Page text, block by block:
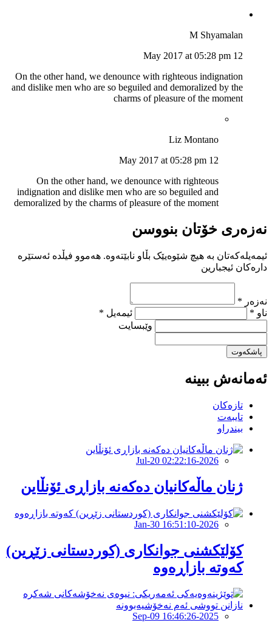
M Shyamalan
12 May 2017 at 05:28 pm
On the other hand, we denounce with righteous indignation
and dislike men who are so beguiled and demoralized by the
charms of pleasure of the moment
Liz Montano
12 May 2017 at 05:28 pm
On the other hand, we denounce with righteous
indignation and dislike men who are so beguiled and
demoralized by the charms of pleasure of the moment
نەزەری خۆتان بنووسن
ئیمەیلەکەتان بە هیچ شێوەیێک بڵاو نابێتەوە. هەموو فیڵدە ئەستێرە
دارەکان ئیجبارین
نەزەر *
ناو *
ئیمەیل *
وێبسایت
پاشکەوت
ئەمانەش ببینە
تازەکان
تایبەت
بیندراو
2026-Jul-20 02:22:16
ژنان ماڵەكانیان دەكەنە بازاڕی ئۆنڵاین
2026-Jan-30 16:51:10
کۆلێکشنی جوانكاری (کوردستانی زێڕین)
کەوتە بازاڕەوە
2025-Sep-09 16:46:26